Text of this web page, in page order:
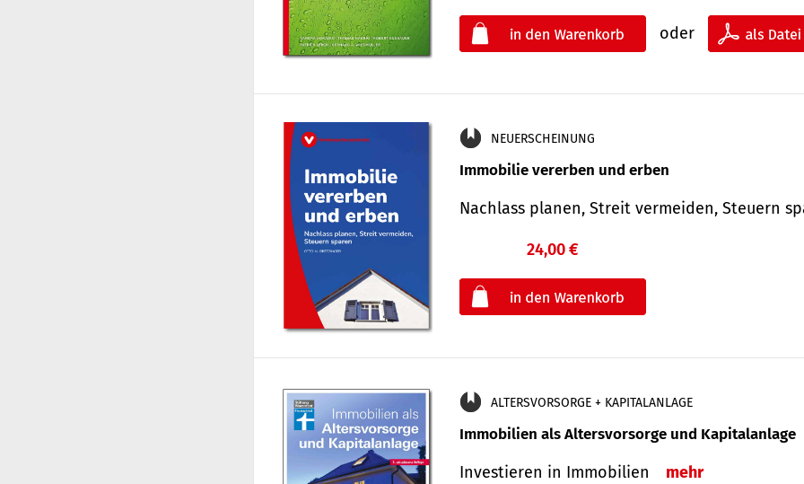
oder
NEUERSCHEINUNG
Immobilie vererben und erben
Nachlass planen, Streit vermeiden, Steuern
24,00 €
ALTERSVORSORGE + KAPITALANLAGE
Immobilien als Altersvorsorge und Kapitalanlage
Investieren in Immobilien mehr